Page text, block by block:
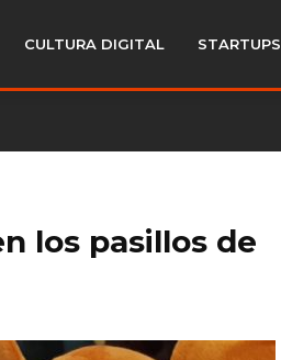
CULTURA DIGITAL STARTUPS
los pasillos de